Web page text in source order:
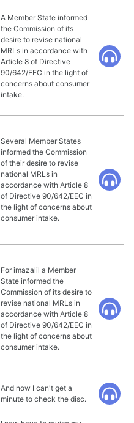
A Member State informed
the Commission of its
desire to revise national
MRLs in accordance with
Article 8 of Directive
90/642/EEC in the light of
concerns about consumer
intake.
Several Member States
informed the Commission
of their desire to revise
national MRLs in
accordance with Article 8
of Directive 90/642/EEC in
the light of concerns about
consumer intake.
For imazalil a Member
State informed the
Commission of its desire to
revise national MRLs in
accordance with Article 8
of Directive 90/642/EEC in
the light of concerns about
consumer intake.
And now I can't get a
minute to check the disc.